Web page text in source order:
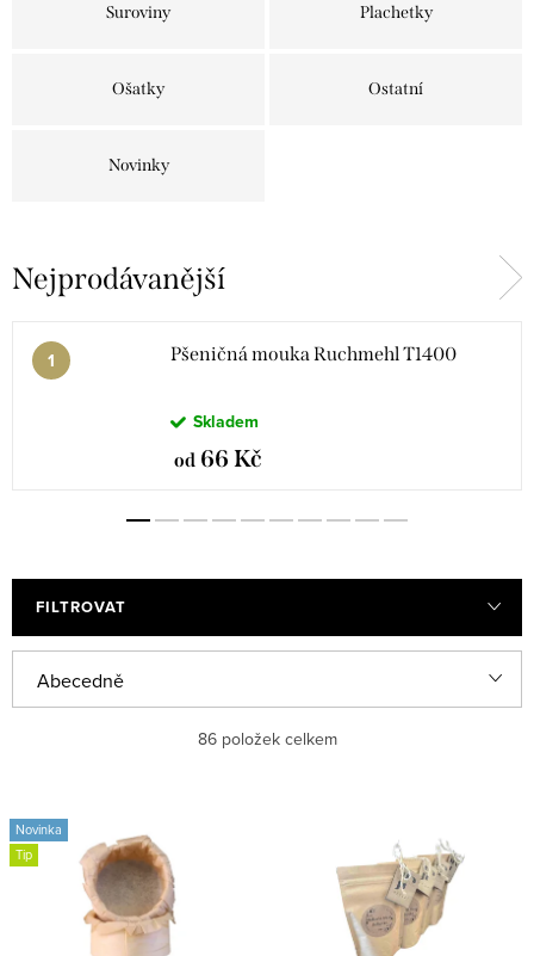
Suroviny Plachetky
Ošatky Ostatní
Novinky
Nejprodávanější
Pšeničná mouka Ruchmehl T1400
Skladem
od 66 Kč
FILTROVAT
ý
s
p
a
n
í
Abecedně
Nejprodávanější
86položek celkem
Novinka
Tip